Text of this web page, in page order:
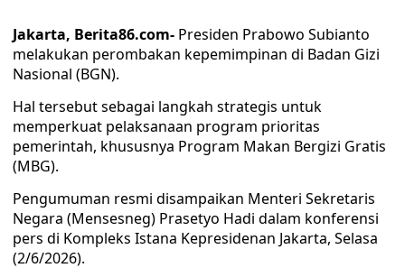
Jakarta, Berita86.com- Presiden Prabowo Subianto
melakukan perombakan kepemimpinan di Badan Gizi
Nasional (BGN).
Hal tersebut sebagai langkah strategis untuk
memperkuat pelaksanaan program prioritas
pemerintah, khususnya Program Makan Bergizi Gratis
(MBG).
Pengumuman resmi disampaikan Menteri Sekretaris
Negara (Mensesneg) Prasetyo Hadi dalam konferensi
pers di Kompleks Istana Kepresidenan Jakarta, Selasa
(2/6/2026).